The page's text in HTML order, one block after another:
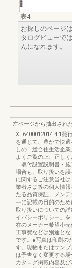
表4
お探しのページ
タログビューで
んになれます。
左ページから抽出され
XT6400012014.4.1発
を通じて、豊かで快
しの「総合住生活企
よくご覧の上、正し
「取付設置説明書・
場合も、取り扱いを
に関するご注意当社
業者さま等の個人情
たる品質保証、メン
ーに記載の目的のた
取り扱いについての
イバシーポリシー」
在のメーカー希望小
工事費などは別途と
です。●写真は印刷の
す。現物またはサン
は予告なく変更する
カタログ掲載内容及